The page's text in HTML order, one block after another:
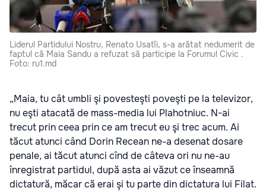
Liderul Partidului Nostru, Renato Usatîi, s-a arătat nedumerit de
faptul că Maia Sandu a refuzat să participe la Forumul Civic .
Foto: ru1.md
„Maia, tu cât umbli şi povesteşti poveşti pe la televizor,
nu eşti atacată de mass-media lui Plahotniuc. N-ai
trecut prin ceea prin ce am trecut eu şi trec acum. Ai
tăcut atunci când Dorin Recean ne-a desenat dosare
penale, ai tăcut atunci cînd de câteva ori nu ne-au
înregistrat partidul, după asta ai văzut ce înseamnă
dictatură, măcar că erai şi tu parte din dictatura lui Filat.